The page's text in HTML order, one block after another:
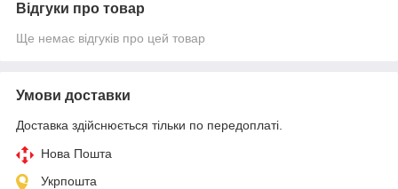
Відгуки про товар
Ще немає відгуків про цей товар
Умови доставки
Доставка здійснюється тільки по передоплаті.
Нова Пошта
Укрпошта